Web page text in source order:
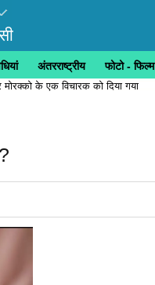
अंतरराष्ट्रीय फोटो - फिल्म
के एक विचारक को दिया गया